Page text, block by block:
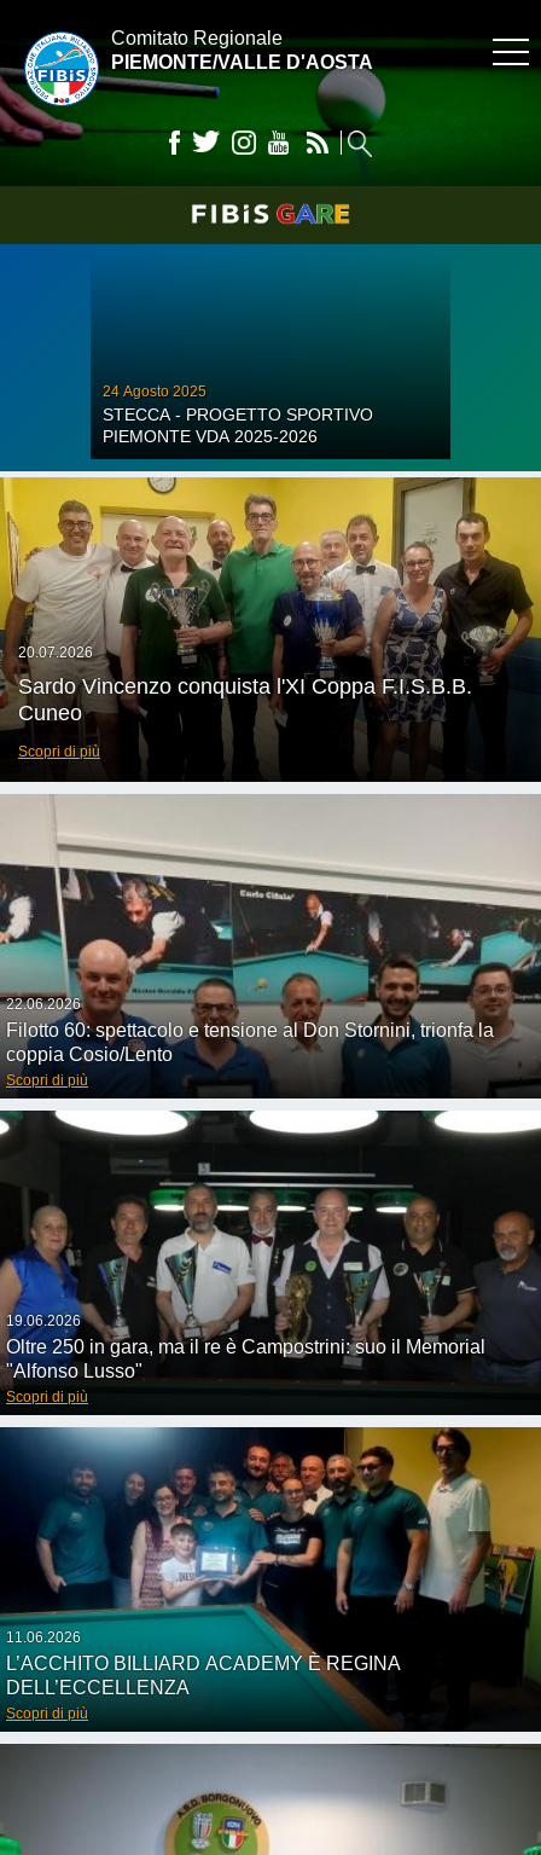
Comitato Regionale
PIEMONTE/VALLE D'AOSTA
24 Agosto 2025
STECCA - PROGETTO SPORTIVO
PIEMONTE VDA 2025-2026
20.07.2026
Sardo Vincenzo conquista l'XI Coppa F.I.S.B.B.
Cuneo
Scopri di più
22.06.2026
Filotto 60: spettacolo e tensione al Don Stornini, trionfa la
coppia Cosio/Lento
Scopri di più
19.06.2026
Oltre 250 in gara, ma il re è Campostrini: suo il Memorial
"Alfonso Lusso"
Scopri di più
11.06.2026
L’ACCHITO BILLIARD ACADEMY È REGINA
DELL’ECCELLENZA
Scopri di più